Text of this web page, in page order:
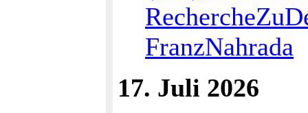
FranzNahrada
17. Juli 2026